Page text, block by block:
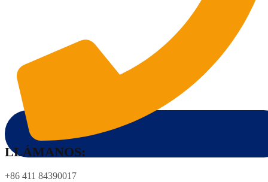
LLÁMANOS:
+86 411 84390017